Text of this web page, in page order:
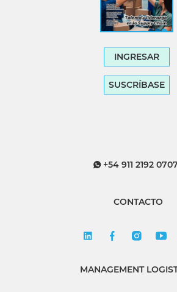
INGRESAR
SUSCRÍBASE
+54 911 2192 0707
CONTACTO
MANAGEMENT